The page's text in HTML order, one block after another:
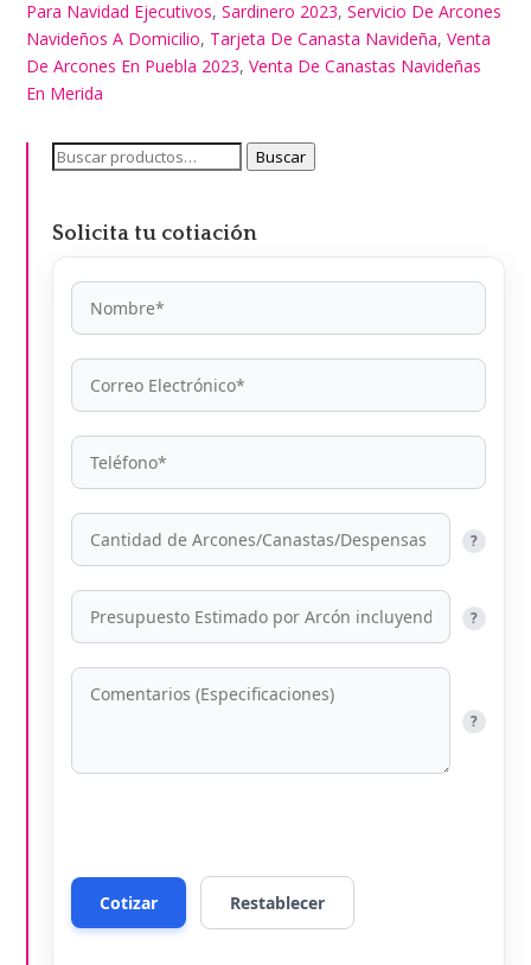
Para Navidad Ejecutivos,Sardinero 2023,Servicio De Arcones
Navideños A Domicilio, Tarjeta De Canasta Navideña,Venta
De Arcones En Puebla 2023,Venta De Canastas Navideñas
En Merida
Buscar
Buscar
Solicita tu cotiación
?
?
?